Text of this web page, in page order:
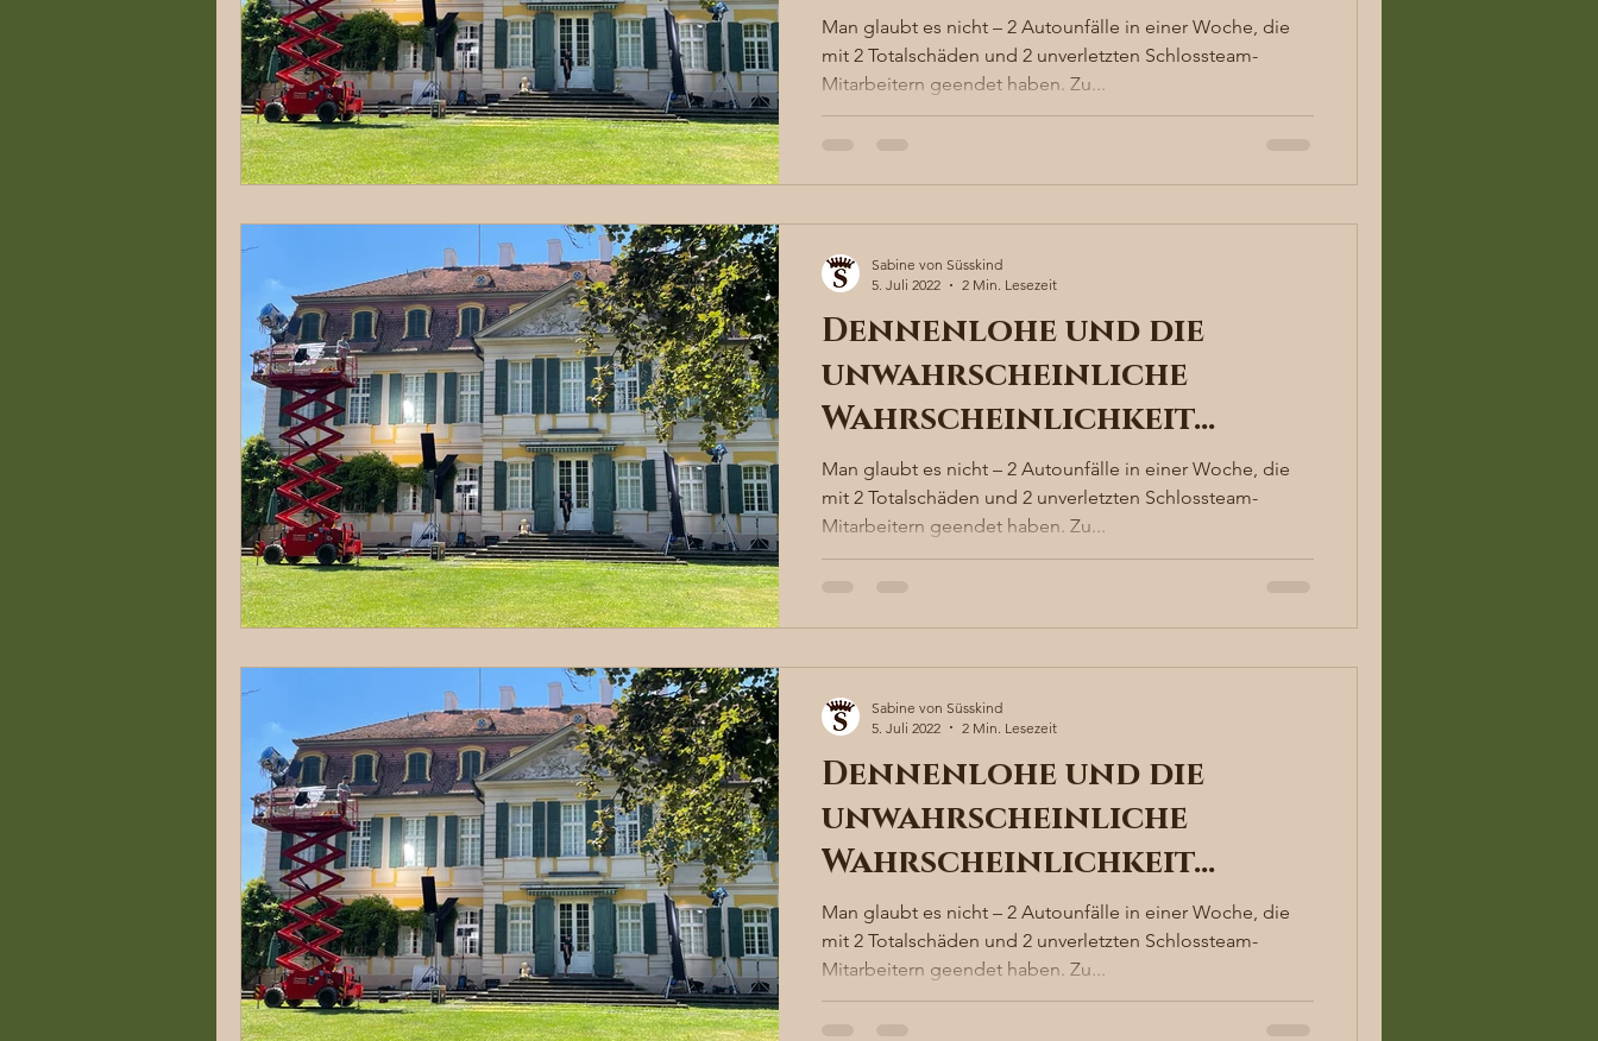
Man glaubt es nicht – 2 Autounfälle in einer Woche, die
mit 2 Totalschäden und 2 unverletzten Schlossteam-
Mitarbeitern geendet haben. Zu...
Dennenlohe und die
unwahrscheinliche
Wahrscheinlichkeit…
Man glaubt es nicht – 2 Autounfälle in einer Woche, die
mit 2 Totalschäden und 2 unverletzten Schlossteam-
Mitarbeitern geendet haben. Zu...
Sabine von Süsskind
5. Juli 2022
2 Min. Lesezeit
Dennenlohe und die
unwahrscheinliche
Wahrscheinlichkeit…
Man glaubt es nicht – 2 Autounfälle in einer Woche, die
mit 2 Totalschäden und 2 unverletzten Schlossteam-
Mitarbeitern geendet haben. Zu...
Sabine von Süsskind
5. Juli 2022
2 Min. Lesezeit